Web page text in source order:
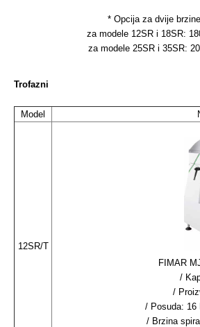
* Opcija za dvije
za modele 12SR i 18SR:
za modele 25SR i 35SR:
Trofazni
Model
12SR/T
FIMAR
/
/
/ Posuda: 16
/ Brzina